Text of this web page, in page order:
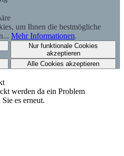
um Ihnen die bestmögliche
Mehr Informationen.
Nur funktionale Cookies
akzeptieren
Alle Cookies akzeptieren
werden da ein Problem
es erneut.